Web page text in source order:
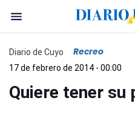
Diario de Cuyo Recreo
17 de febrero de 2014 - 00:00
Quiere tener su